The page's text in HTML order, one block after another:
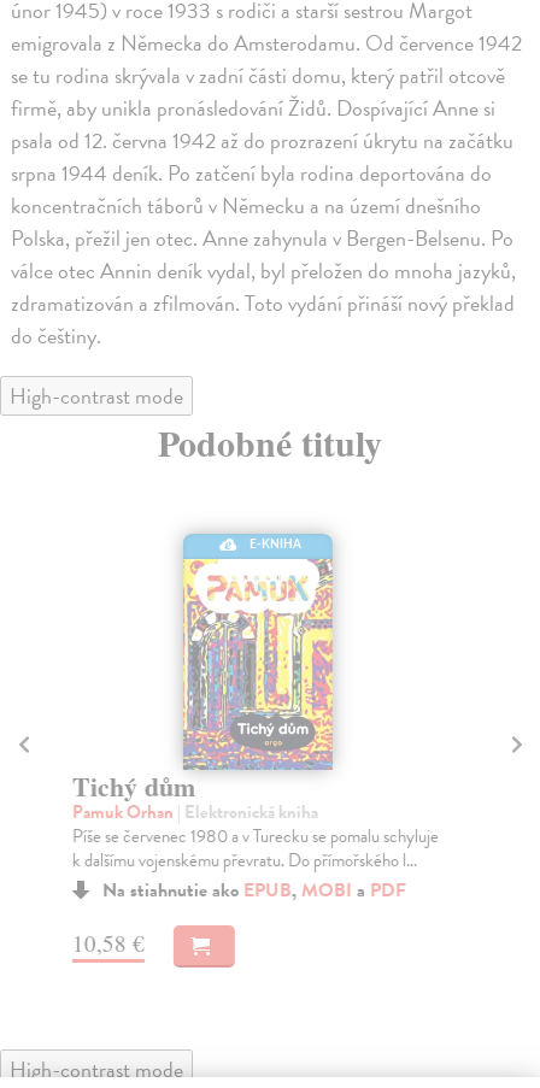
únor 1945) v roce 1933 s rodiči a starší sestrou Margot
emigrovala z Německa do Amsterodamu. Od července 1942
se tu rodina skrývala v zadní části domu, který patřil otcově
firmě, aby unikla pronásledování Židů. Dospívající Anne si
psala od 12. června 1942 až do prozrazení úkrytu na začátku
srpna 1944 deník. Po zatčení byla rodina deportována do
koncentračních táborů v Německu a na území dnešního
Polska, přežil jen otec. Anne zahynula v Bergen-Belsenu. Po
válce otec Annin deník vydal, byl přeložen do mnoha jazyků,
zdramatizován a zfilmován. Toto vydání přináší nový překlad
do češtiny.
High-contrast mode
Podobné tituly
E-KNIHA
Tichý dům
Pamuk Orhan | Elektronická kniha
Píše se červenec 1980 a v Turecku se pomalu schyluje
k dalšímu vojenskému převratu. Do přímořského l...
Na stiahnutie ako EPUB,MOBI a PDF
10,58 €
High-contrast mode